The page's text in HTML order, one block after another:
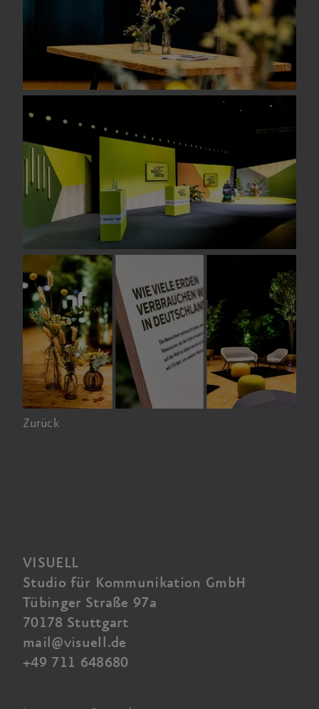
Zurück
VISUELL
Studio für Kommunikation GmbH
Tübinger Straße 97a
70178 Stuttgart
mail@visuell.de
+49 711 648680